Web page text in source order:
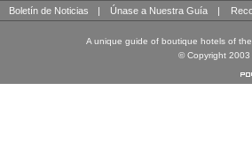
Boletín de Noticias | Únase a Nuestra Guía |
A unique guide of boutique hotels of
© Copyright 2003